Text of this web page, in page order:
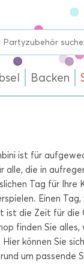
Backen
ist für
alle, die in
Tag für
Einen
die Zeit für die
finden Sie
können Sie
um passende